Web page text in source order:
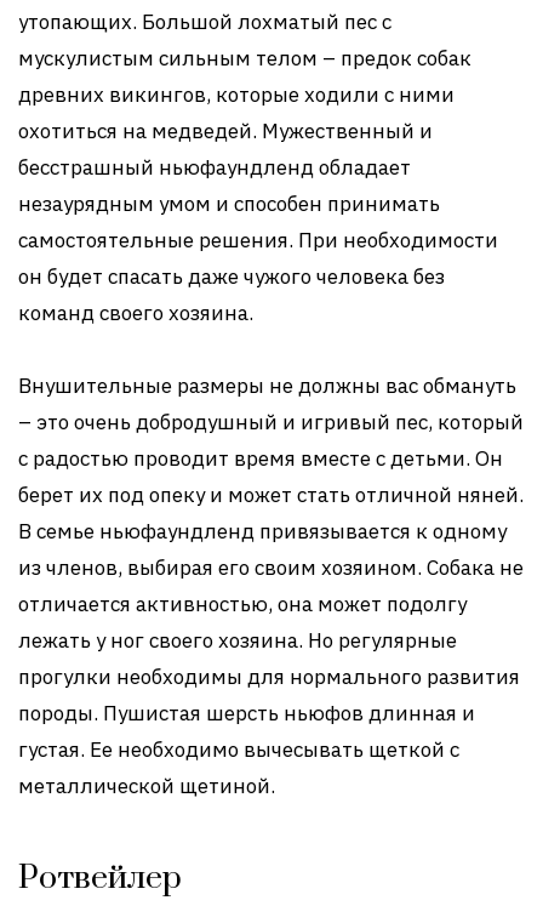
утопающих. Большой лохматый пес с
мускулистым сильным телом – предок собак
древних викингов, которые ходили с ними
охотиться на медведей. Мужественный и
бесстрашный ньюфаундленд обладает
незаурядным умом и способен принимать
самостоятельные решения. При необходимости
он будет спасать даже чужого человека без
команд своего хозяина.
Внушительные размеры не должны вас обмануть
– это очень добродушный и игривый пес, который
с радостью проводит время вместе с детьми. Он
берет их под опеку и может стать отличной няней.
В семье ньюфаундленд привязывается к одному
из членов, выбирая его своим хозяином. Собака не
отличается активностью, она может подолгу
лежать у ног своего хозяина. Но регулярные
прогулки необходимы для нормального развития
породы. Пушистая шерсть ньюфов длинная и
густая. Ее необходимо вычесывать щеткой с
металлической щетиной.
Ротвейлер